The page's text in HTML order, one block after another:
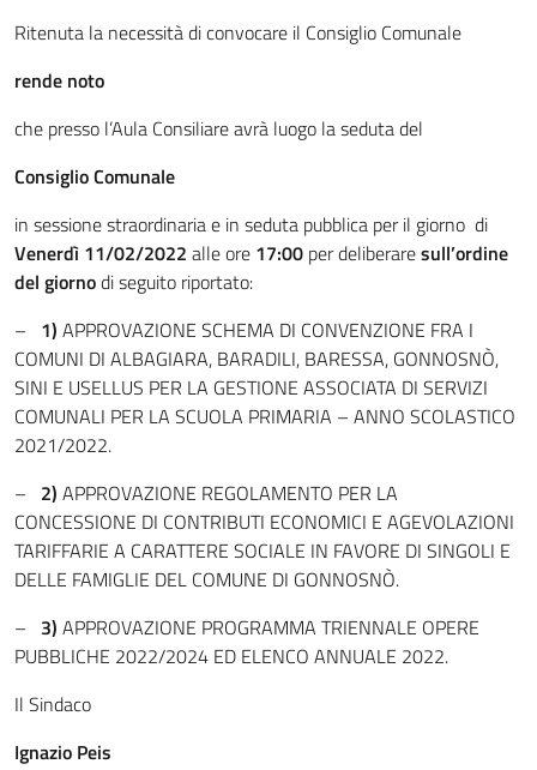
Ritenuta la necessità di convocare il Consiglio Comunale
rende noto
che presso l’Aula Consiliare avrà luogo la seduta del
Consiglio Comunale
in sessione straordinaria e in seduta pubblica per il giorno di
Venerdì 11/02/2022 alle ore 17:00 per deliberaresull’ordine
del giornodi seguito riportato:
– 1) APPROVAZIONE SCHEMA DI CONVENZIONE FRA I
COMUNI DI ALBAGIARA, BARADILI, BARESSA, GONNOSNÒ,
SINI E USELLUS PER LA GESTIONE ASSOCIATA DI SERVIZI
COMUNALI PER LA SCUOLA PRIMARIA – ANNO SCOLASTICO
2021/2022.
– 2) APPROVAZIONE REGOLAMENTO PER LA
CONCESSIONE DI CONTRIBUTI ECONOMICI E AGEVOLAZIONI
TARIFFARIE A CARATTERE SOCIALE IN FAVORE DI SINGOLI E
DELLE FAMIGLIE DEL COMUNE DI GONNOSNÒ.
– 3) APPROVAZIONE PROGRAMMA TRIENNALE OPERE
PUBBLICHE 2022/2024 ED ELENCO ANNUALE 2022.
Il Sindaco
Ignazio Peis